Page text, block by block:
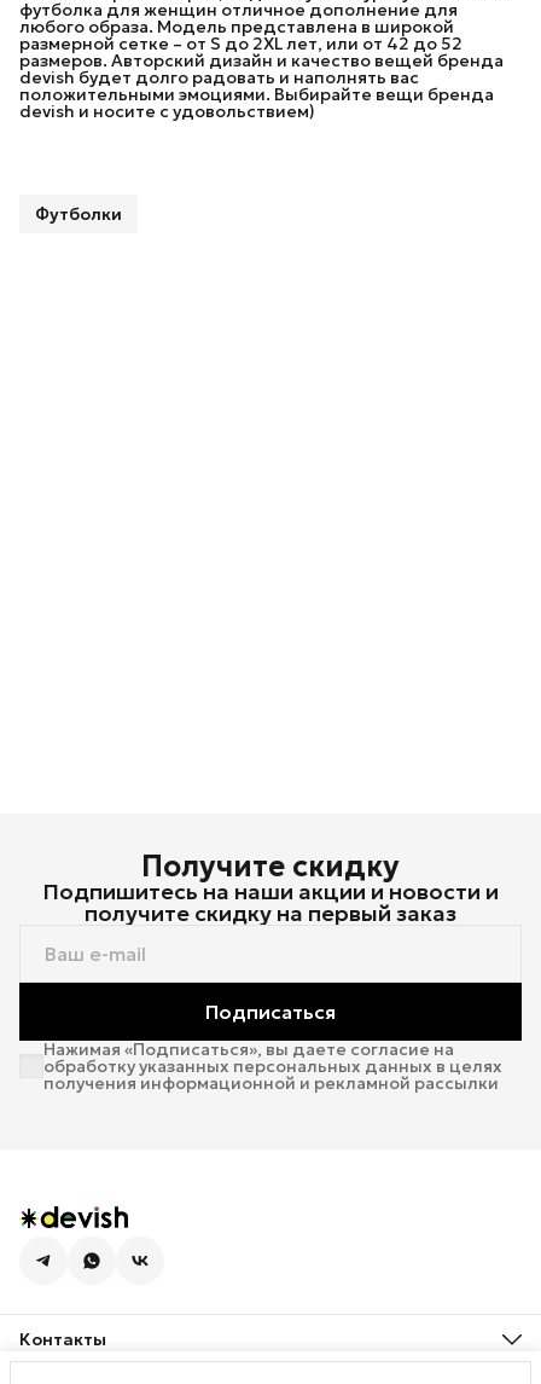
футболка для женщин отличное дополнение для
любого образа. Модель представлена в широкой
размерной сетке – от S до 2XL лет, или от 42 до 52
размеров. Авторский дизайн и качество вещей бренда
devish будет долго радовать и наполнять вас
положительными эмоциями. Выбирайте вещи бренда
devish и носите с удовольствием)
Футболки
Получите скидку
Подпишитесь на наши акции и новости и
получите скидку на первый заказ
Подписаться
Нажимая «Подписаться», вы даете согласие на
обработку указанных персональных данных в целях
получения информационной и рекламной рассылки
Контакты